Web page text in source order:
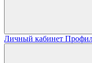
Личный кабинет